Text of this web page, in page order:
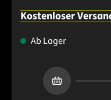
Kostenloser
Ab Lager